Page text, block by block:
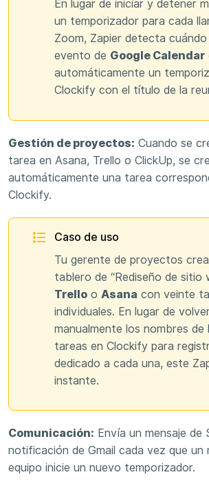
En lugar de iniciar y detener
un temporizador para cada
Zoom, Zapier detecta
evento de Google Calendar
automáticamente un
Clockify con el título de la
Gestión de proyectos: Cuando se
tarea en Asana, Trello o ClickUp, se
automáticamente una tarea
Clockify.
Caso de uso
Tu gerente de proyectos
tablero de “Rediseño de sitio
Trello o Asana con veinte
individuales. En lugar de
manualmente los nombres de
tareas en Clockify para
dedicado a cada una, este
instante.
Comunicación: Envía un mensaje de
notificación de Gmail cada vez que un
equipo inicie un nuevo temporizador.